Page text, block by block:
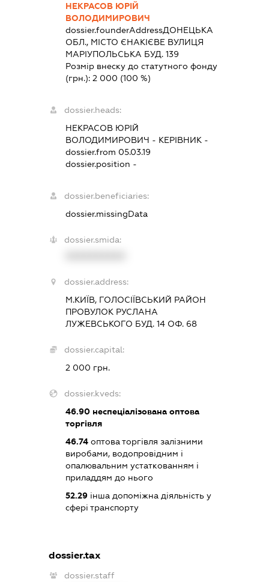
НЕКРАСОВ ЮРІЙ
ВОЛОДИМИРОВИЧ
dossier.founderAddressДОНЕЦЬКА
ОБЛ., МІСТО ЄНАКІЄВЕ ВУЛИЦЯ
МАРІУПОЛЬСЬКА БУД. 139
Розмір внеску до статутного фонду
(грн.): 2 000 (100 %)
dossier.heads:
НЕКРАСОВ ЮРІЙ
ВОЛОДИМИРОВИЧ - КЕРІВНИК -
dossier.from 05.03.19
dossier.position -
dossier.beneficiaries:
dossier.missingData
dossier.smida:
dossier.address:
М.КИЇВ, ГОЛОСІЇВСЬКИЙ РАЙОН
ПРОВУЛОК РУСЛАНА
ЛУЖЕВСЬКОГО БУД. 14 ОФ. 68
dossier.capital:
2 000 грн.
dossier.kveds:
46.90неспеціалізована оптова
торгівля
46.74оптова торгівля залізними
виробами, водопровідним і
опалювальним устаткованням і
приладдям до нього
52.29інша допоміжна діяльність у
сфері транспорту
dossier.tax
dossier.staff